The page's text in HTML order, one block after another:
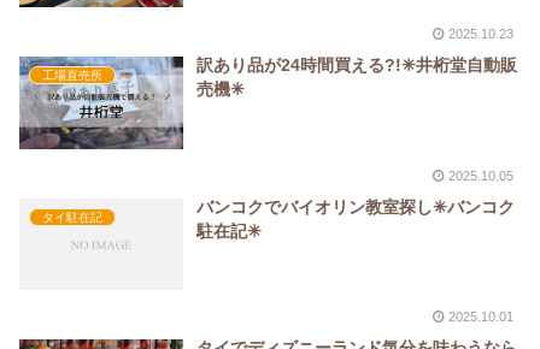
2025.10.23
工場直売所
訳あり品が24時間買える?!✳︎井桁堂自動販
売機✳︎
2025.10.05
タイ駐在記
バンコクでバイオリン教室探し✳︎バンコク
駐在記✳︎
2025.10.01